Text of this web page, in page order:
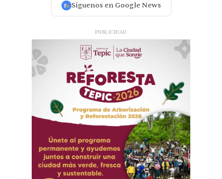
Síguenos en Google News
PUBLICIDAD